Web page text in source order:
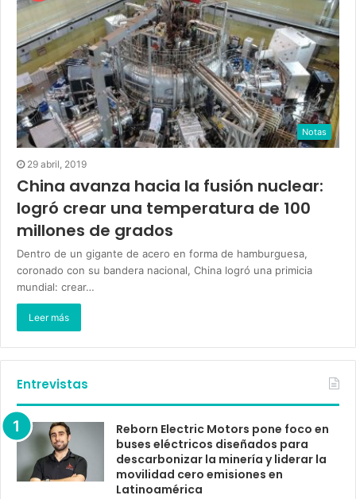
Notas
29 abril, 2019
China avanza hacia la fusión nuclear:
logró crear una temperatura de 100
millones de grados
Dentro de un gigante de acero en forma de hamburguesa,
coronado con su bandera nacional, China logró una primicia
mundial: crear…
Leer más
Entrevistas
Reborn Electric Motors pone foco en
buses eléctricos diseñados para
descarbonizar la minería y liderar la
movilidad cero emisiones en
Latinoamérica